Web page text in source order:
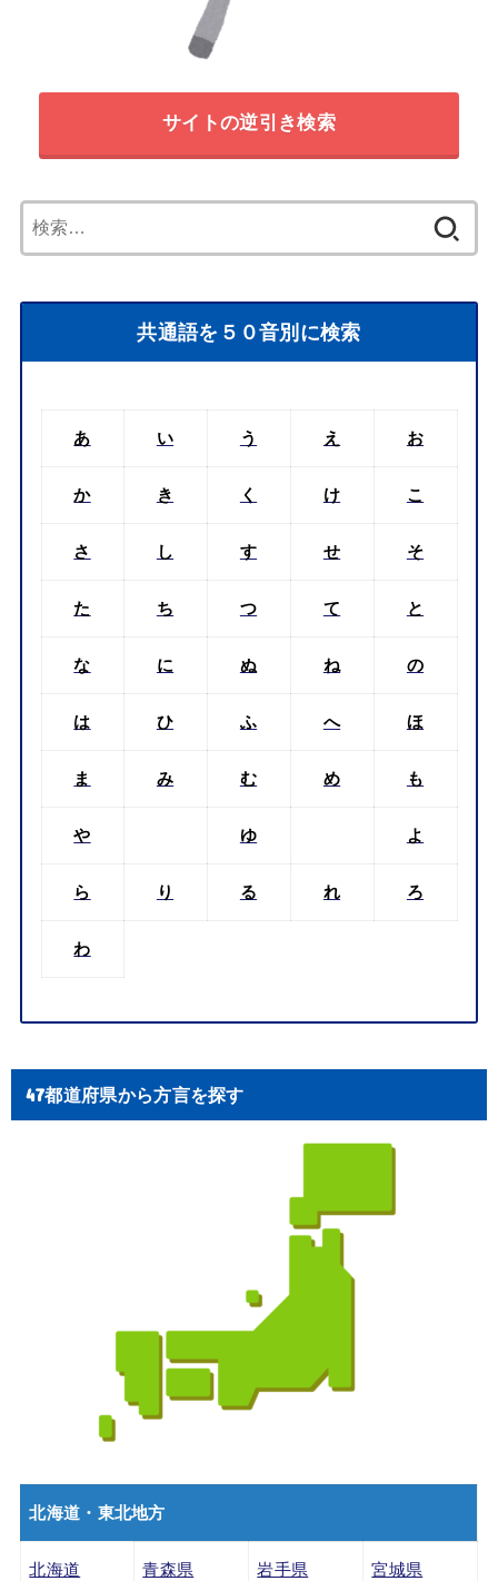
サイトの逆引き検索
索:
共通語を５０音別に検索
あ い う え お
か き く け こ
さ し す せ そ
た ち つ て と
な に ぬ ね の
は ひ ふ へ ほ
ま み む め も
や ゆ よ
ら り る れ ろ
わ
47都道府県から方言を探す
北海道・東北地方
北海道 青森県 岩手県 宮城県